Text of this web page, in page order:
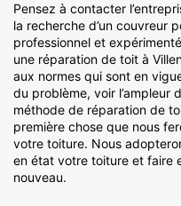
Pensez à contacter
la recherche d’un couvreur
professionnel et
une réparation de toit à
aux normes qui sont en
du problème, voir l’ampleur
méthode de réparation de
première chose que nous
votre toiture. Nous
en état votre toiture et faire
nouveau.